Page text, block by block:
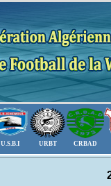
U.S.B.I URBT CRBAD